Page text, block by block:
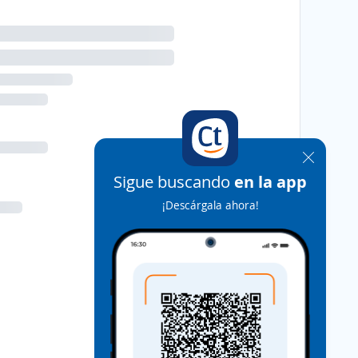
Sigue buscando en la app
¡Descárgala ahora!